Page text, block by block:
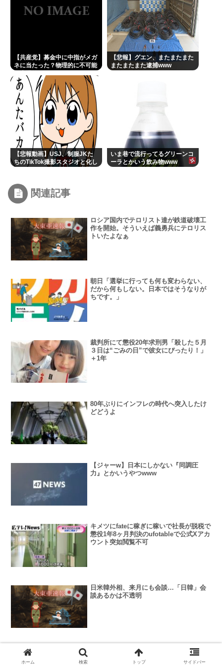
【共産党】募金中に中指がメガ
ネに当たった？物理的に不可能
【悲報】グエン、またまたまた
またまたまた逮捕www
【悲報動画】USJ、制服JKた
ちのTikTok撮影スタジオと化し
【Pickup08083030】
いま巷で流行ってるグリーンコ
ーラとかいう飲み物www
関連記事
ロシア国内でテロリスト達が鉄道破壊工
作を開始。そういえば義勇兵にテロリス
トいたよなぁ
朝日「選挙に行っても何も変わらない、
だから何もしない。日本ではそうなりが
ちです。」
裁判所にて懲役20年求刑男「殺した５月
３日は“ごみの日”で彼女にぴったり！」
＋1年
80年ぶりにインフレの時代へ突入したけ
どどうよ
【ジャーw】日本にしかない『同調圧
力』とかいうやつwww
キメツにfateに稼ぎに稼いで社長が脱税で
懲役1年8ヶ月判決のufotableで公式Xアカ
ウント突如閲覧不可
日米韓外相、来月にも会談…「日韓」会
談あるかは不透明
ネタニヤフさん、ハマスのテロ計画を1年
以上前から知っていた…真珠湾に似てる
ホーム 検索 トップ サイドバー